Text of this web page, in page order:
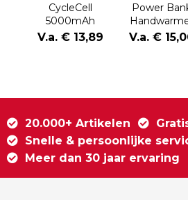
CycleCell
5000mAh
powerbank met
verwijderbare
V.a. € 13,89
Power
Geax
V.a. €
20.000+ Artikelen
Snelle & persoonlijke
Meer dan 30 jaar ervaring